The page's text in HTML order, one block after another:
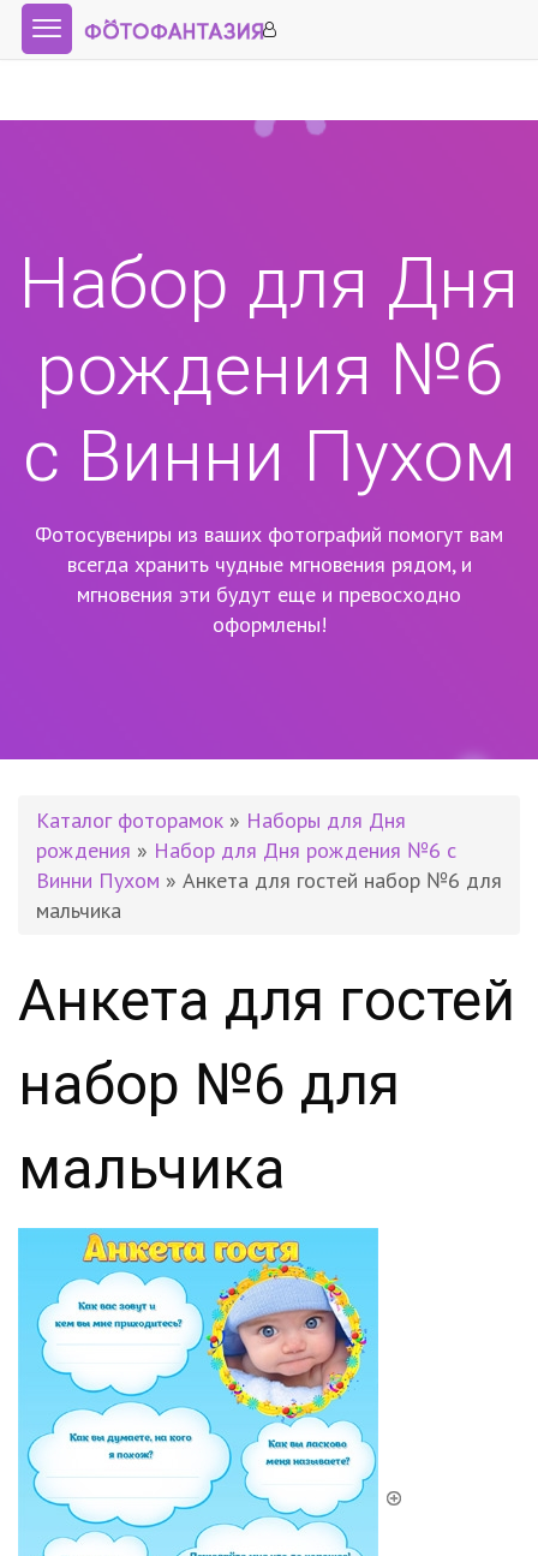
Набор для Дня
рождения №6
с Винни Пухом
Фотосувениры из ваших фотографий помогут вам
всегда хранить чудные мгновения рядом, и
мгновения эти будут еще и превосходно
оформлены!
Каталог фоторамок » Наборы для Дня
рождения » Набор для Дня рождения №6 с
Винни Пухом » Анкета для гостей набор №6 для
мальчика
Анкета для гостей
набор №6 для
мальчика